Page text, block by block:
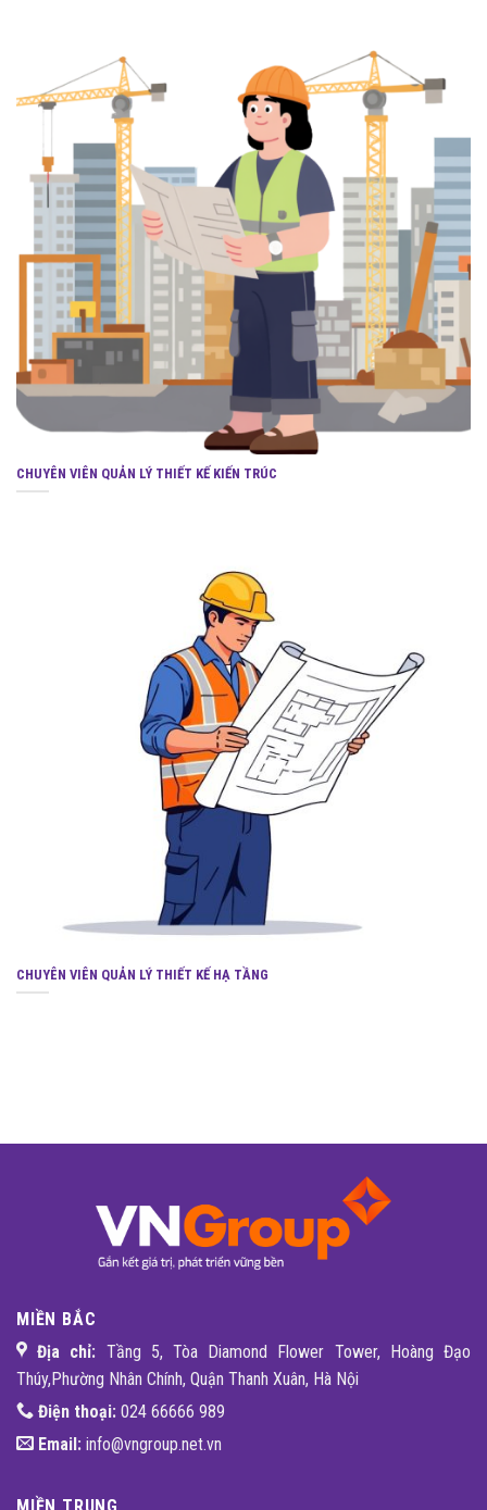
CHUYÊN VIÊN QUẢN LÝ THIẾT KẾ KIẾN TRÚC
CHUYÊN VIÊN QUẢN LÝ THIẾT KẾ HẠ TẦNG
MIỀN BẮC
Địa chỉ: Tầng 5, Tòa Diamond Flower Tower, Hoàng Đạo
Thúy,Phường Nhân Chính, Quận Thanh Xuân, Hà Nội
Điện thoại: 024 66666 989
Email: info@vngroup.net.vn